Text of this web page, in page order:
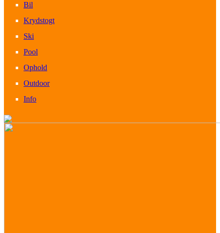
Bil
Krydstogt
Ski
Pool
Ophold
Outdoor
Info